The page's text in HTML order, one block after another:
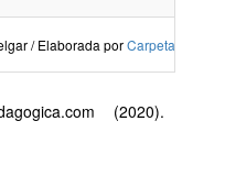
/ Elaborada por
(2020).